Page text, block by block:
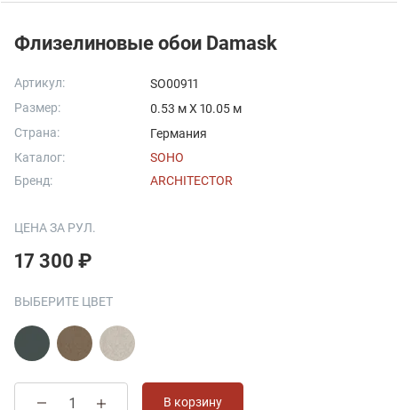
Флизелиновые обои Damask
Артикул:
SO00911
Размер:
0.53 м X 10.05 м
Страна:
Германия
Каталог:
SOHO
Бренд:
ARCHITECTOR
ЦЕНА ЗА РУЛ.
17 300 ₽
ВЫБЕРИТЕ ЦВЕТ
В корзину